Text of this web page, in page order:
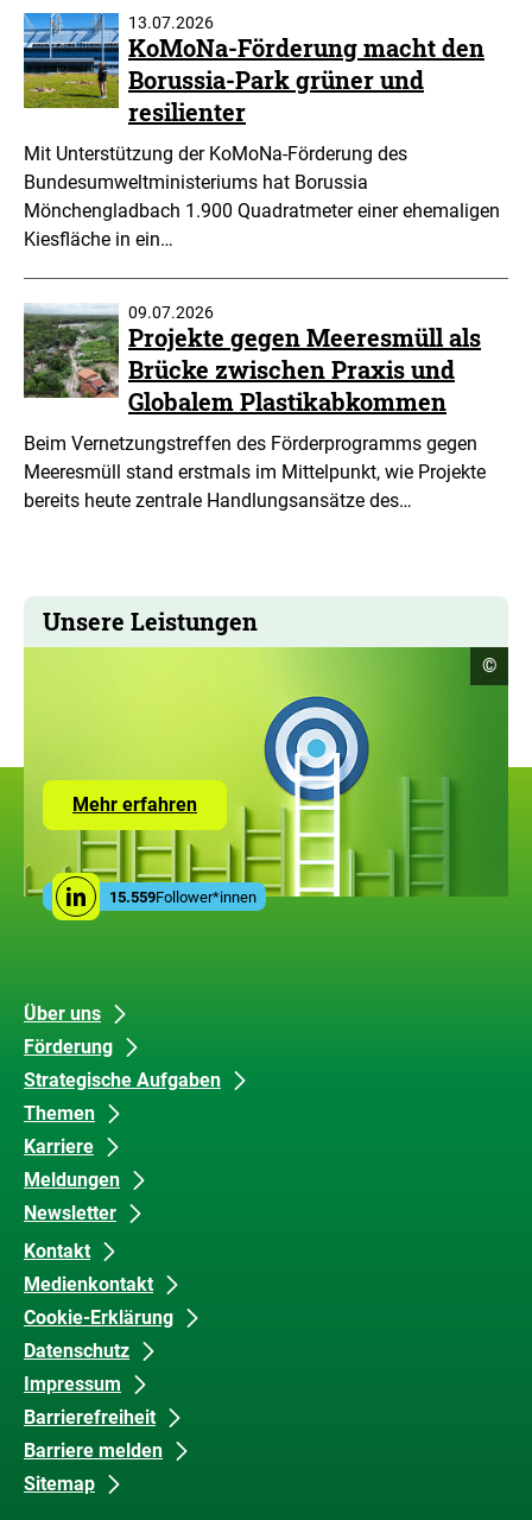
13.07.2026
KoMoNa-Förderung macht den
Borussia-Park grüner und
resilienter
Mit Unterstützung der KoMoNa-Förderung des
Bundesumweltministeriums hat Borussia
Mönchengladbach 1.900 Quadratmeter einer ehemaligen
Kiesfläche in ein…
09.07.2026
Projekte gegen Meeresmüll als
Brücke zwischen Praxis und
Globalem Plastikabkommen
Beim Vernetzungstreffen des Förderprogramms gegen
Meeresmüll stand erstmals im Mittelpunkt, wie Projekte
bereits heute zentrale Handlungsansätze des…
Unsere Leistungen
Mehr erfahrenZur
Seite
den
Leistungen
der
ZUG
Social
MediaLinkedin
15.559Follower*innen
©
Unsere
Inhalte
Über uns
Förderung
Strategische Aufgaben
Themen
Karriere
Meldungen
Newsletter
Datenschutz
und
Barrierefreiheit
Kontakt
Medienkontakt
Cookie-Erklärung
Datenschutz
Impressum
Barrierefreiheit
Barriere melden
Sitemap